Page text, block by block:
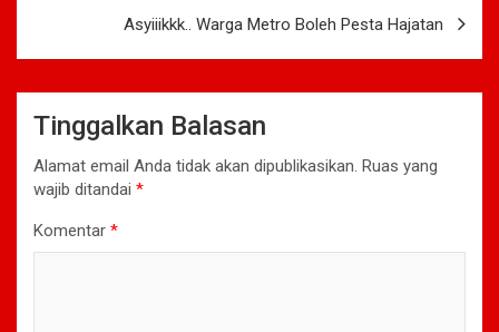
Asyiiikkk.. Warga Metro Boleh Pesta Hajatan
Tinggalkan Balasan
Alamat email Anda tidak akan dipublikasikan. Ruas yang
wajib ditandai *
Komentar *